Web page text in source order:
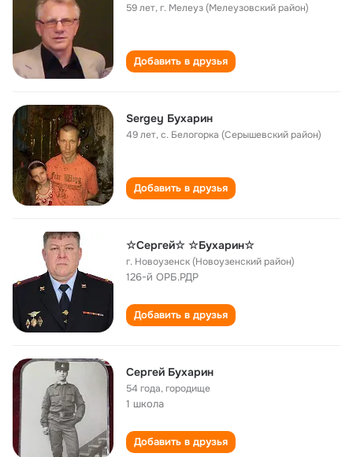
59 лет,г. Мелеуз (Мелеузовский район)
Добавить в друзья
Sergey Бухарин
49 лет,с. Белогорка (Серышевский район)
Добавить в друзья
☆Сергей☆ ☆Бухарин☆
г. Новоузенск (Новоузенский район)
126-й ОРБ.РДР
Добавить в друзья
Сергей Бухарин
54 года,городище
1 школа
Добавить в друзья